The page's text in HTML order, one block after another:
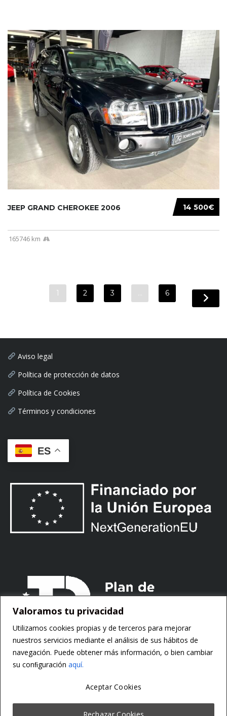
Valoramos tu privacidad
Utilizamos cookies propias y de terceros para mejorar
nuestros servicios mediante el análisis de sus hábitos de
navegación. Puede obtener más información, o bien cambiar
su conﬁguración aquí.
Rechazar Cookies
Aceptar Cookies
14 500€
JEEP GRAND CHEROKEE 2006
165746 km
1 2 3 … 6
Aviso legal
Política de protección de datos
Política de Cookies
Términos y condiciones
ES